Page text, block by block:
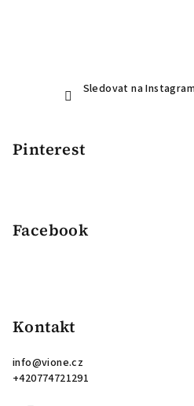
Sledovat na
Pinterest
Facebook
Kontakt
info@vione.cz
+420774721291